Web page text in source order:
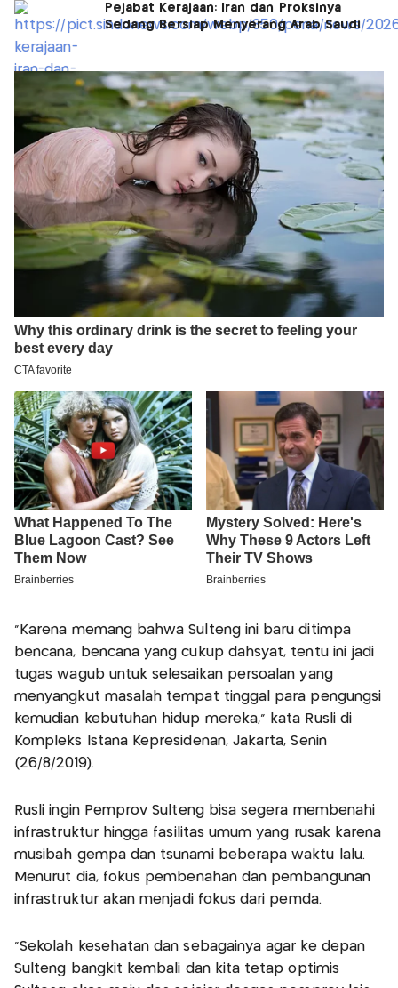
Pejabat Kerajaan: Iran dan Proksinya
Sedang Bersiap Menyerang Arab Saudi
"Karena memang bahwa Sulteng ini baru ditimpa
bencana, bencana yang cukup dahsyat, tentu ini jadi
tugas wagub untuk selesaikan persoalan yang
menyangkut masalah tempat tinggal para pengungsi
kemudian kebutuhan hidup mereka," kata Rusli di
Kompleks Istana Kepresidenan, Jakarta, Senin
(26/8/2019).
Rusli ingin Pemprov Sulteng bisa segera membenahi
infrastruktur hingga fasilitas umum yang rusak karena
musibah gempa dan tsunami beberapa waktu lalu.
Menurut dia, fokus pembenahan dan pembangunan
infrastruktur akan menjadi fokus dari pemda.
"Sekolah kesehatan dan sebagainya agar ke depan
Sulteng bangkit kembali dan kita tetap optimis